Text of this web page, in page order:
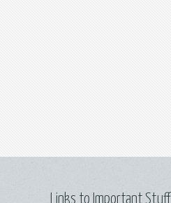
Links to Important Stuff